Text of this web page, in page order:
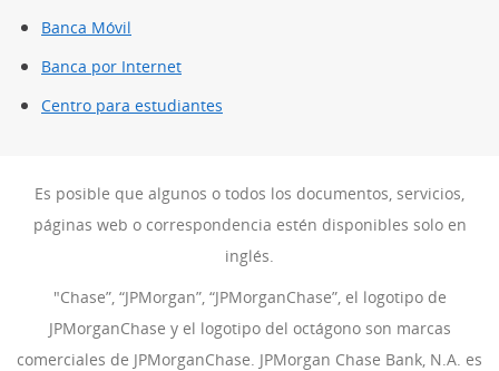
Banca Móvil
Banca por Internet
Centro para estudiantes
Es posible que algunos o todos los documentos, servicios,
páginas web o correspondencia estén disponibles solo en
inglés.
"Chase”, “JPMorgan”, “JPMorganChase”, el logotipo de
JPMorganChase y el logotipo del octágono son marcas
comerciales de JPMorganChase. JPMorgan Chase Bank, N.A. es